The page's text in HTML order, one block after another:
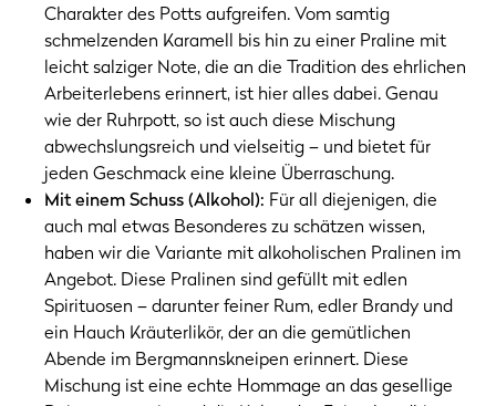
Charakter des Potts aufgreifen. Vom samtig
schmelzenden Karamell bis hin zu einer Praline mit
leicht salziger Note, die an die Tradition des ehrlichen
Arbeiterlebens erinnert, ist hier alles dabei. Genau
wie der Ruhrpott, so ist auch diese Mischung
abwechslungsreich und vielseitig – und bietet für
jeden Geschmack eine kleine Überraschung.
Mit einem Schuss (Alkohol): Für all diejenigen, die
auch mal etwas Besonderes zu schätzen wissen,
haben wir die Variante mit alkoholischen Pralinen im
Angebot. Diese Pralinen sind gefüllt mit edlen
Spirituosen – darunter feiner Rum, edler Brandy und
ein Hauch Kräuterlikör, der an die gemütlichen
Abende im Bergmannskneipen erinnert. Diese
Mischung ist eine echte Hommage an das gesellige